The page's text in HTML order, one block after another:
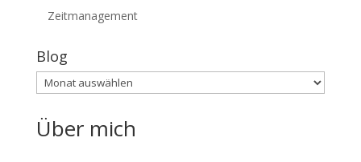
Zeitmanagement
Blog
Blog
Über mich